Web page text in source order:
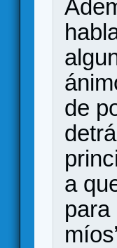
de
a
para